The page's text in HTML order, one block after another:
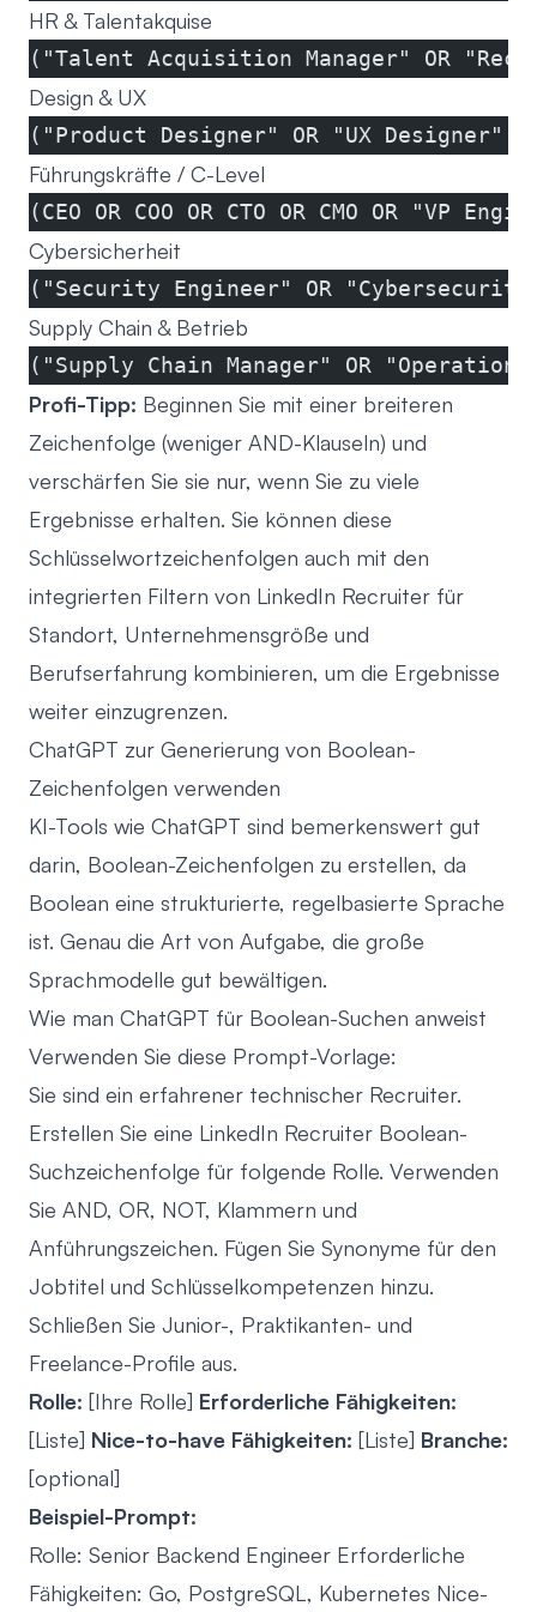
HR & Talentakquise
("Talent Acquisition Manager" OR
Design & UX
("Product Designer" OR "UX Designer"
Führungskräfte / C-Level
(CEO OR COO OR CTO OR CMO OR
Cybersicherheit
("Security Engineer" OR "Cybersecurity
Supply Chain & Betrieb
("Supply Chain Manager" OR
Profi-Tipp: Beginnen Sie mit einer breiteren
Zeichenfolge (weniger AND-Klauseln) und
verschärfen Sie sie nur, wenn Sie zu viele
Ergebnisse erhalten. Sie können diese
Schlüsselwortzeichenfolgen auch mit den
integrierten Filtern von LinkedIn Recruiter für
Standort, Unternehmensgröße und
Berufserfahrung kombinieren, um die Ergebnisse
weiter einzugrenzen.
ChatGPT zur Generierung von Boolean-
Zeichenfolgen verwenden
KI-Tools wie ChatGPT sind bemerkenswert gut
darin, Boolean-Zeichenfolgen zu erstellen, da
Boolean eine strukturierte, regelbasierte Sprache
ist. Genau die Art von Aufgabe, die große
Sprachmodelle gut bewältigen.
Wie man ChatGPT für Boolean-Suchen anweist
Verwenden Sie diese Prompt-Vorlage:
Sie sind ein erfahrener technischer Recruiter.
Erstellen Sie eine LinkedIn Recruiter Boolean-
Suchzeichenfolge für folgende Rolle. Verwenden
Sie AND, OR, NOT, Klammern und
Anführungszeichen. Fügen Sie Synonyme für den
Jobtitel und Schlüsselkompetenzen hinzu.
Schließen Sie Junior-, Praktikanten- und
Freelance-Profile aus.
Rolle: [Ihre Rolle] Erforderliche Fähigkeiten:
[Liste] Nice-to-have Fähigkeiten: [Liste] Branche:
[optional]
Beispiel-Prompt:
Rolle: Senior Backend Engineer Erforderliche
Fähigkeiten: Go, PostgreSQL, Kubernetes Nice-